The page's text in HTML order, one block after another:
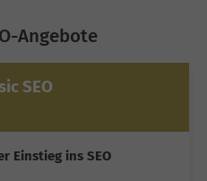
Angebote
SEO
Einstieg ins SEO